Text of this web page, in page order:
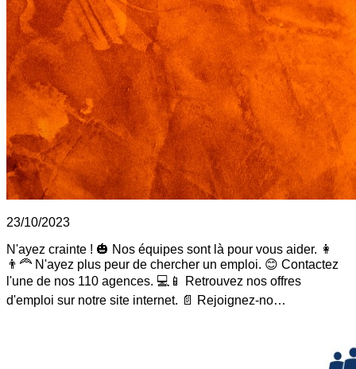
23/10/2023
N'ayez crainte ! 🎃 Nos équipes sont là pour vous aider. 👩
👨‍🦰 N'ayez plus peur de chercher un emploi. 😊 Contactez
l'une de nos 110 agences. 💻📱 Retrouvez nos offres
d'emploi sur notre site internet. 📄 Rejoignez-no…